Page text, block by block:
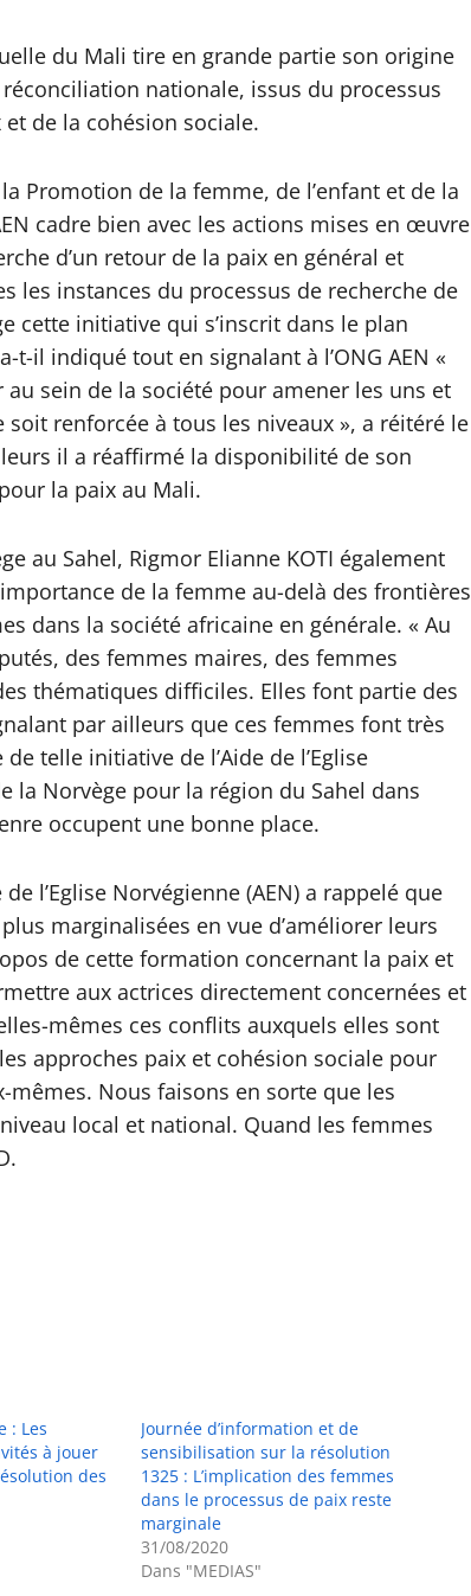
du Mali tire en grande partie son origine
nationale, issus du processus
de la cohésion sociale.
Promotion de la femme, de l’enfant et de la
cadre bien avec les actions mises en œuvre
d’un retour de la paix en général et
les instances du processus de recherche de
cette initiative qui s’inscrit dans le plan
t-il indiqué tout en signalant à l’ONG AEN «
au sein de la société pour amener les uns et
renforcée à tous les niveaux », a réitéré le
il a réaffirmé la disponibilité de son
la paix au Mali.
au Sahel, Rigmor Elianne KOTI également
de la femme au-delà des frontières
dans la société africaine en générale. « Au
des femmes maires, des femmes
thématiques difficiles. Elles font partie des
par ailleurs que ces femmes font très
telle initiative de l’Aide de l’Eglise
la Norvège pour la région du Sahel dans
occupent une bonne place.
l’Eglise Norvégienne (AEN) a rappelé que
marginalisées en vue d’améliorer leurs
de cette formation concernant la paix et
aux actrices directement concernées et
mêmes ces conflits auxquels elles sont
approches paix et cohésion sociale pour
Nous faisons en sorte que les
local et national. Quand les femmes
: Les
à jouer
des
Journée d’information et de
sensibilisation sur la résolution
1325 : L’implication des femmes
dans le processus de paix reste
marginale
31/08/2020
Dans "MEDIAS"